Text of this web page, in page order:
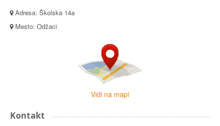
Adresa: Školska 14a
Mesto: Odžaci
Vidi na mapi
Kontakt